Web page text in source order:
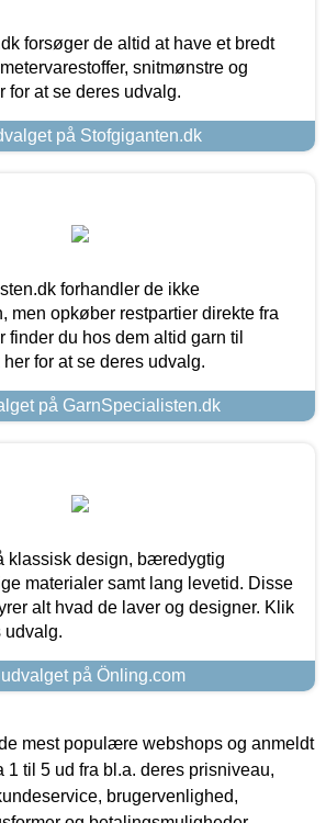
forsøger de altid at have et bredt
snitmønstre og
for at se deres udvalg.
på Stofgiganten.dk
forhandler de ikke
men opkøber restpartier direkte fra
finder du hos dem altid garn til
for at se deres udvalg.
på GarnSpecialisten.dk
klassisk design, bæredygtig
materialer samt lang levetid. Disse
alt hvad de laver og designer. Klik
udvalg.
på Önling.com
mest populære webshops og anmeldt
1 til 5 ud fra bl.a. deres prisniveau,
brugervenlighed,